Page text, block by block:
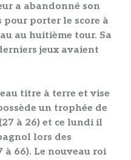
a abandonné son
pour porter le score à
au huitième tour. Sa
jeux avaient
titre à terre et vise
un trophée de
à 26) et ce lundi il
lors des
à 66). Le nouveau roi